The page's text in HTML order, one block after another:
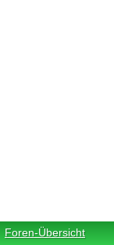
Foren-Übersicht